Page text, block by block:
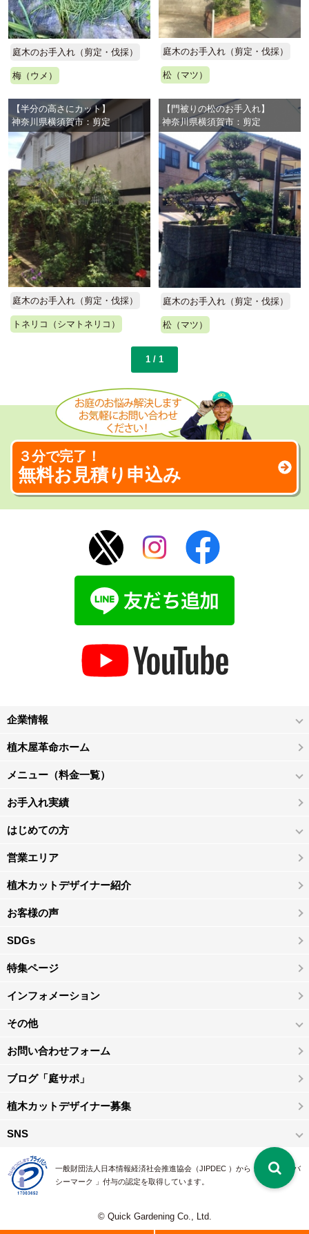
庭木のお手入れ（剪定・伐採）
梅（ウメ）
庭木のお手入れ（剪定・伐採）
松（マツ）
【半分の高さにカット】
神奈川県横須賀市：剪定
庭木のお手入れ（剪定・伐採）
トネリコ（シマトネリコ）
【門被りの松のお手入れ】
神奈川県横須賀市：剪定
庭木のお手入れ（剪定・伐採）
松（マツ）
1 / 1
３分で完了！
無料お見積り申込み
企業情報
植木屋革命ホーム
メニュー（料金一覧）
お手入れ実績
はじめての方
営業エリア
植木カットデザイナー紹介
お客様の声
SDGs
特集ページ
インフォメーション
その他
お問い合わせフォーム
ブログ「庭サポ」
植木カットデザイナー募集
SNS
一般財団法人日本情報経済社会推進協会（JIPDEC ）から 、「 プライバ
シーマーク 」付与の認定を取得しています。
© Quick Gardening Co., Ltd.